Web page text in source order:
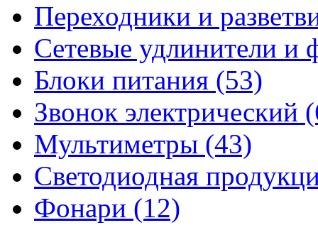
Переходники и
Сетевые удлинители и
Блоки питания (53)
Звонок электрический
Мультиметры (43)
Светодиодная
Фонари (12)